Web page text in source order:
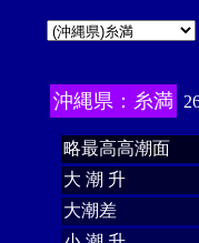
沖縄県：糸満
略最高高潮面
大 潮 升
大潮差